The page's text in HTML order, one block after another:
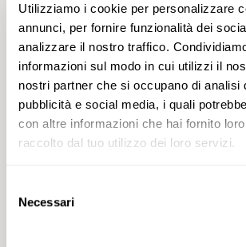
Utilizziamo i cookie per personalizzare
annunci, per fornire funzionalità dei
analizzare il nostro traffico.
informazioni sul modo in cui utilizzi il
nostri partner che si occupano di analisi
pubblicità e social media, i quali
con altre informazioni che hai fornito
raccolto dal tuo utilizzo dei loro servizi.
delNecessari
den imposanten Bergüner
Tinzenhorn und Piz Mitgel.
Pausenplätze, goldene
Duft von Pilzen begleiten uns und
Anstrengung mehr als wett.